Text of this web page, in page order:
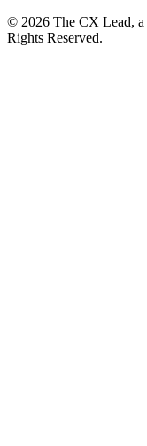
© 2026 The CX Lead, a
Rights Reserved.